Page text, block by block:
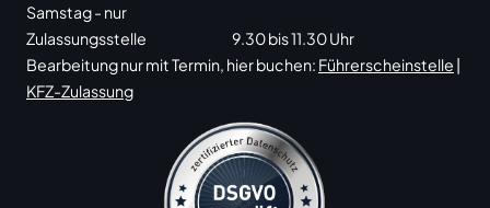
Samstag - nur
Zulassungsstelle
9.30 bis 11.30 Uhr
Bearbeitung nur mit Termin, hier buchen: Führerscheinstelle |
KFZ-Zulassung